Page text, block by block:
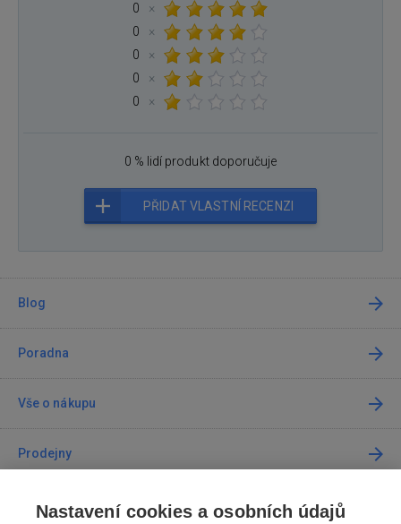
0
×
0
×
0
×
0
×
0
×
0 % lidí produkt doporučuje
PŘIDAT VLASTNÍ RECENZI
Blog
Poradna
Vše o nákupu
Prodejny
Kontakt
Nastavení cookies a osobních údajů